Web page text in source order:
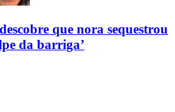
que nora sequestrou
da barriga’